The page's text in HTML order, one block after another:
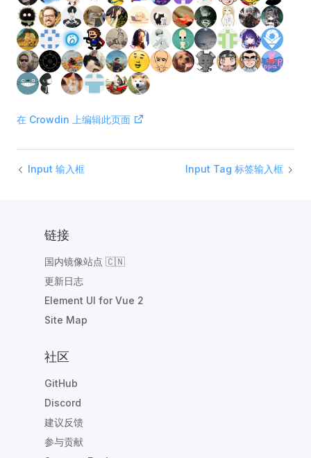
在 Crowdin 上编辑此页面
Input 输入框 Input Tag 标签输入框
链接
国内镜像站点 🇨🇳
更新日志
Element UI for Vue 2
Site Map
社区
GitHub
Discord
建议反馈
参与贡献